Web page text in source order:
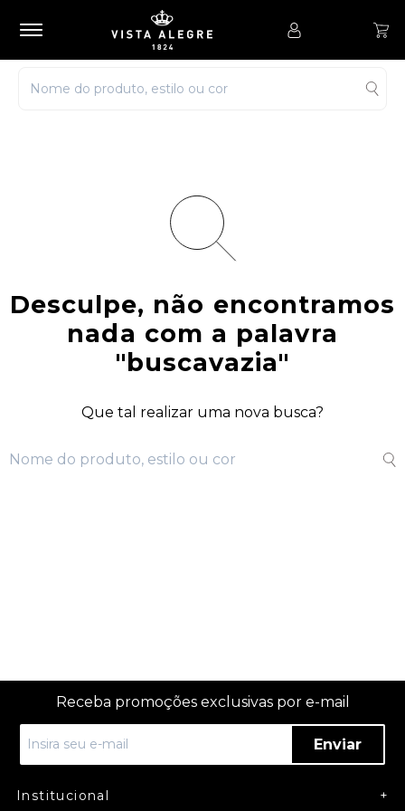
Desculpe, não encontramos
nada com a palavra
"buscavazia"
Que tal realizar uma nova busca?
Receba promoções exclusivas por e-mail
Enviar
Institucional